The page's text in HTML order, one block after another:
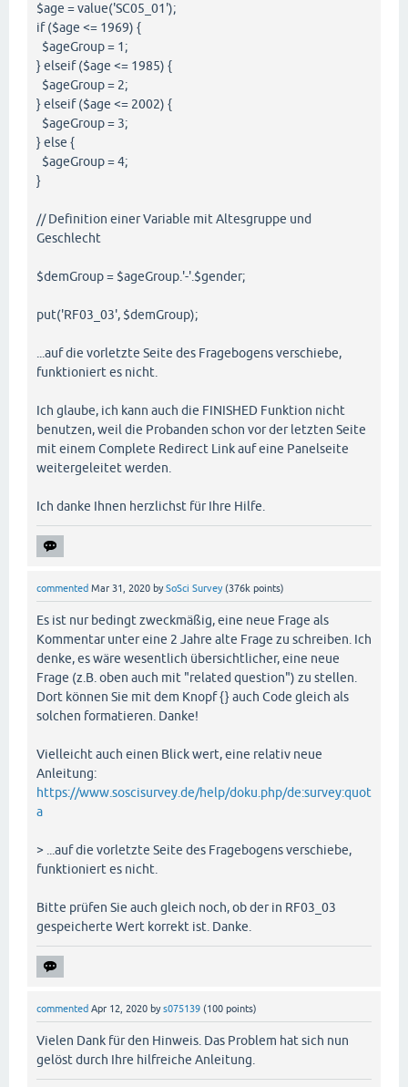
$age = value('SC05_01');
if ($age <= 1969) {
$ageGroup = 1;
} elseif ($age <= 1985) {
$ageGroup = 2;
} elseif ($age <= 2002) {
$ageGroup = 3;
} else {
$ageGroup = 4;
}
// Definition einer Variable mit Altesgruppe und
Geschlecht
$demGroup = $ageGroup.'-'.$gender;
put('RF03_03', $demGroup);
...auf die vorletzte Seite des Fragebogens verschiebe,
funktioniert es nicht.
Ich glaube, ich kann auch die FINISHED Funktion nicht
benutzen, weil die Probanden schon vor der letzten Seite
mit einem Complete Redirect Link auf eine Panelseite
weitergeleitet werden.
Ich danke Ihnen herzlichst für Ihre Hilfe.
commented Mar 31, 2020 bySoSci Survey (376k points)
Es ist nur bedingt zweckmäßig, eine neue Frage als
Kommentar unter eine 2 Jahre alte Frage zu schreiben. Ich
denke, es wäre wesentlich übersichtlicher, eine neue
Frage (z.B. oben auch mit "related question") zu stellen.
Dort können Sie mit dem Knopf {} auch Code gleich als
solchen formatieren. Danke!
Vielleicht auch einen Blick wert, eine relativ neue
Anleitung:
https://www.soscisurvey.de/help/doku.php/de:survey:quot
a
> ...auf die vorletzte Seite des Fragebogens verschiebe,
funktioniert es nicht.
Bitte prüfen Sie auch gleich noch, ob der in RF03_03
gespeicherte Wert korrekt ist. Danke.
commented Apr 12, 2020 bys075139 (100 points)
Vielen Dank für den Hinweis. Das Problem hat sich nun
gelöst durch Ihre hilfreiche Anleitung.